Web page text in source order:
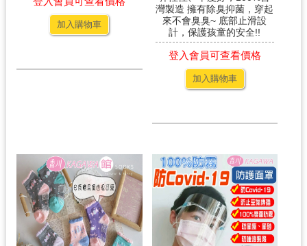
加入購物車
灣製造 擁有除臭抑菌，穿起
來不會臭臭~ 底部止滑設
計，保護孩童的安全!!
登入會員可查看價格
加入購物車